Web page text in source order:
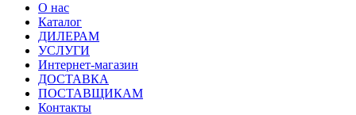
О нас
Каталог
ДИЛЕРАМ
УСЛУГИ
Интернет-магазин
ДОСТАВКА
ПОСТАВЩИКАМ
Контакты